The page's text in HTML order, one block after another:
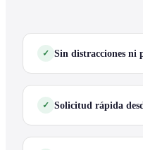
Sin distracciones ni
Solicitud rápida